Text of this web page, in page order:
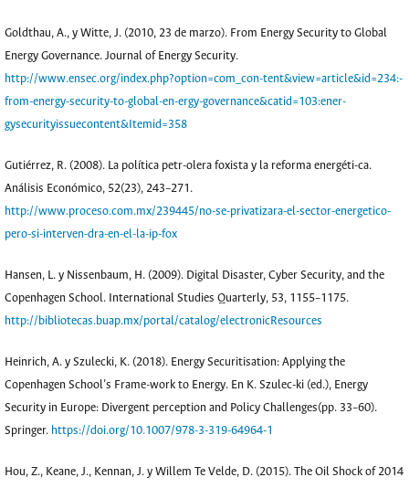
Goldthau, A., y Witte, J. (2010, 23 de marzo). From Energy Security to Global
Energy Governance. Journal of Energy Security.
http://www.ensec.org/index.php?option=com_con-tent&view=article&id=234:-
from-energy-security-to-global-en-ergy-governance&catid=103:ener-
gysecurityissuecontent&Itemid=358
Gutiérrez, R. (2008). La política petr-olera foxista y la reforma energéti-ca.
Análisis Económico, 52(23), 243–271.
http://www.proceso.com.mx/239445/no-se-privatizara-el-sector-energetico-
pero-si-interven-dra-en-el-la-ip-fox
Hansen, L. y Nissenbaum, H. (2009). Digital Disaster, Cyber Security, and the
Copenhagen School. International Studies Quarterly, 53, 1155–1175.
http://bibliotecas.buap.mx/portal/catalog/electronicResources
Heinrich, A. y Szulecki, K. (2018). Energy Securitisation: Applying the
Copenhagen School’s Frame-work to Energy. En K. Szulec-ki (ed.), Energy
Security in Europe: Divergent perception and Policy Challenges(pp. 33–60).
Springer. https://doi.org/10.1007/978-3-319-64964-1
Hou, Z., Keane, J., Kennan, J. y Willem Te Velde, D. (2015). The Oil Shock of 2014